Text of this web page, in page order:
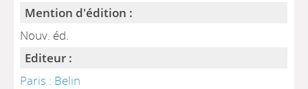
Mention d'édition :
Nouv. éd.
Editeur :
Paris : Belin